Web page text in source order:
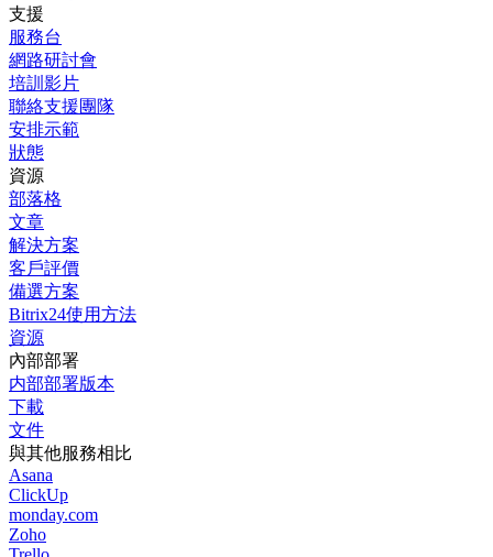
支援
服務台
網路研討會
培訓影片
聯絡支援團隊
安排示範
狀態
資源
部落格
文章
解決方案
客戶評價
備選方案
Bitrix24使用方法
資源
內部部署
内部部署版本
下載
文件
與其他服務相比
Asana
ClickUp
monday.com
Zoho